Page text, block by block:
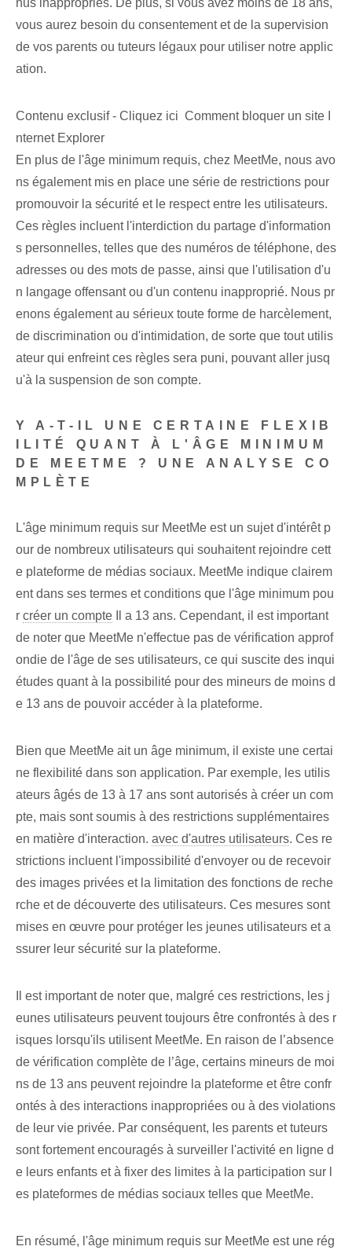
nus inappropriés. De plus, si vous avez moins de 18 ans,
vous aurez besoin du consentement et de la supervision
de vos parents ou tuteurs légaux pour utiliser notre applic
ation.
Contenu exclusif - Cliquez ici Comment bloquer un site I
nternet Explorer
En plus de l'âge minimum requis, chez MeetMe, nous avo
ns également mis en place une série de restrictions pour
promouvoir la sécurité et le respect entre les utilisateurs.
Ces règles incluent l'interdiction du partage d'information
s personnelles, telles que des numéros de téléphone, des
adresses ou des mots de passe, ainsi que l'utilisation d'u
n langage offensant ou d'un contenu inapproprié. Nous pr
enons également au sérieux toute forme de harcèlement,
de discrimination ou d'intimidation, de sorte que tout utilis
ateur qui enfreint ces règles sera puni, pouvant aller jusq
u'à la suspension de son compte.
Y A-T-IL UNE CERTAINE FLEXIB
ILITÉ QUANT À L'ÂGE MINIMUM
DE MEETME ? UNE ANALYSE CO
MPLÈTE
L'âge minimum requis sur MeetMe est un sujet d'intérêt p
our de nombreux utilisateurs qui souhaitent rejoindre cett
e plateforme de médias sociaux. MeetMe indique clairem
ent dans ses termes et conditions que l'âge minimum pou
r créer un compte Il a 13 ans. Cependant, il est important
de noter que ⁢MeetMe n'effectue pas de vérification approf
ondie de l'âge de ses utilisateurs, ce qui suscite des inqui
études quant à la possibilité pour des mineurs de moins d
e 13 ans de pouvoir accéder à la plateforme.
Bien que MeetMe ait un âge minimum⁣, il existe une certai
ne flexibilité dans son application. Par exemple, les utilis
ateurs âgés de 13 à 17 ans sont autorisés à créer un com
pte, mais sont soumis à des restrictions supplémentaires
en matière d'interaction. avec d'autres utilisateurs. Ces re
strictions incluent l'impossibilité d'envoyer ou de recevoir
des images privées et la limitation des fonctions de reche
rche et de découverte des utilisateurs. Ces mesures sont
mises en œuvre pour protéger les jeunes utilisateurs et a
ssurer leur sécurité sur la plateforme.
Il est important de noter que, malgré ces restrictions, les j
eunes utilisateurs peuvent toujours être confrontés à des r
isques lorsqu'ils utilisent MeetMe. En raison de l’absence
de vérification complète de l’âge, certains mineurs de moi
ns de 13 ans peuvent rejoindre la plateforme et être confr
ontés à des interactions inappropriées ou à des violations
de leur vie privée. Par conséquent, les parents et tuteurs
sont fortement encouragés à surveiller l'activité en ligne d
e leurs enfants et à fixer des limites à la participation sur l
es plateformes de médias sociaux telles que MeetMe.
En résumé, l'âge minimum requis sur MeetMe est une rég